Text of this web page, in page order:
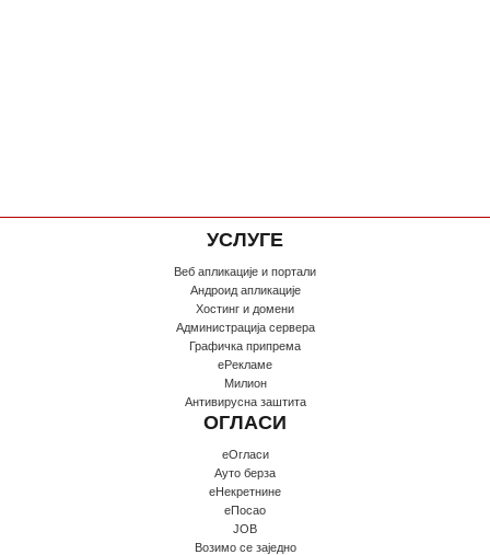
УСЛУГЕ
Веб апликације и портали
Андроид апликације
Хостинг и домени
Администрација сервера
Графичка припрема
еРекламе
Милион
Антивирусна заштита
ОГЛАСИ
еОгласи
Ауто берза
еНекретнине
еПосао
JOB
Возимо се заједно